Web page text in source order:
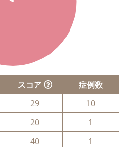
スコア
症例数
29
10
20
1
40 1